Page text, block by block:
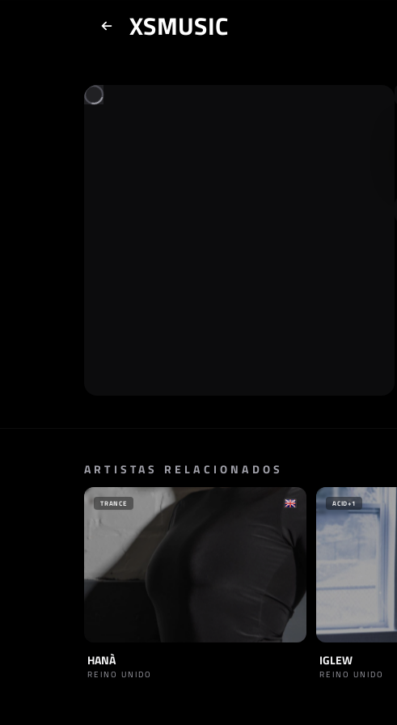
XSMUSIC
ARTISTAS RELACIONADOS
TRANCE
HANÀ
REINO UNIDO
ACID+1
IGLEW
REINO UNIDO